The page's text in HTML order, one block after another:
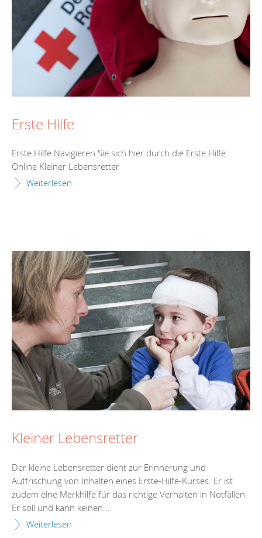
Erste Hilfe
Erste Hilfe Navigieren Sie sich hier durch die Erste Hilfe
Online Kleiner Lebensretter
Weiterlesen
Kleiner Lebensretter
Der kleine Lebensretter dient zur Erinnerung und
Auffrischung von Inhalten eines Erste-Hilfe-Kurses. Er ist
zudem eine Merkhilfe für das richtige Verhalten in Notfällen.
Er soll und kann keinen...
Weiterlesen